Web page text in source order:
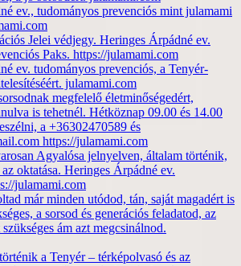
ev., tudományos prevenciós mint julamami
Jelei védjegy. Heringes Árpádné ev.
Paks. https://julamami.com
ev. tudományos prevenciós, a Tenyér-
julamami.com
megfelelő életminőségedért,
is tehetnél. Hétköznap 09.00 és 14.00
a +36302470589 és
https://julamami.com
Agyalósa jelnyelven, általam történik,
oktatása. Heringes Árpádné ev.
julamami.com
már minden utódod, tán, saját magadért is
a sorsod és generációs feladatod, az
ám azt megcsinálnod.
a Tenyér – térképolvasó és az